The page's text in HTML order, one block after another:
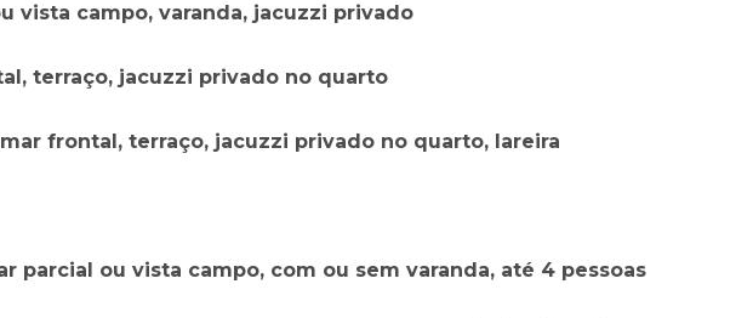
vista campo, varanda, jacuzzi privado
terraço, jacuzzi privado no quarto
frontal, terraço, jacuzzi privado no quarto, lareira
parcial ou vista campo, com ou sem varanda, até 4 pessoas